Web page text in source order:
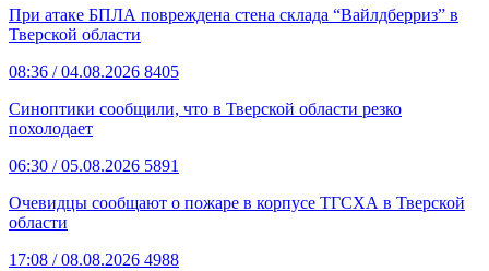
При атаке БПЛА повреждена стена склада “Вайлдберриз” в
Тверской области
08:36 / 04.08.2026 8405
Синоптики сообщили, что в Тверской области резко
похолодает
06:30 / 05.08.2026 5891
Очевидцы сообщают о пожаре в корпусе ТГСХА в Тверской
области
17:08 / 08.08.2026 4988